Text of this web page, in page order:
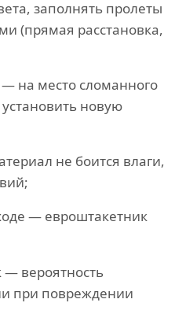
заполнять пролеты
(прямая расстановка,
на место сломанного
новую
не боится влаги,
— евроштакетник
— вероятность
при повреждении